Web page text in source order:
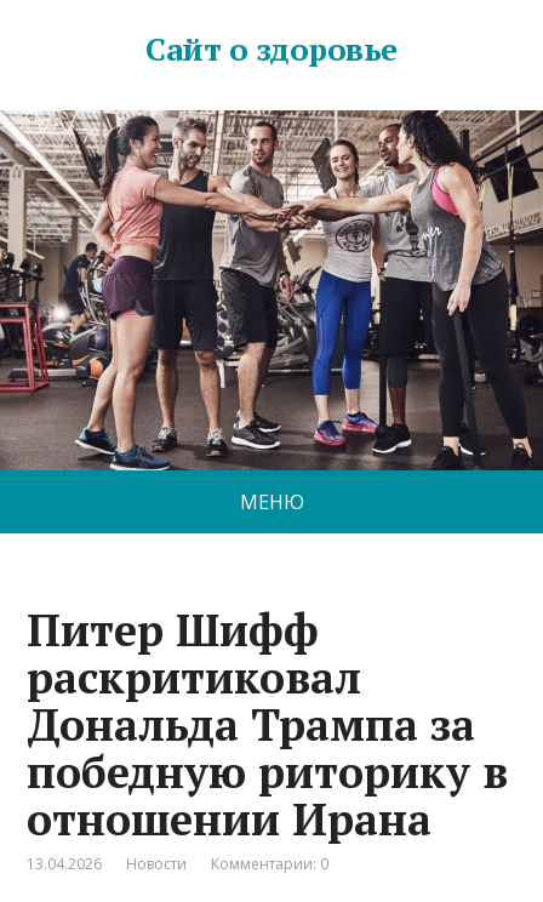
Сайт о здоровье
МЕНЮ
Питер Шифф
раскритиковал
Дональда Трампа за
победную риторику в
отношении Ирана
13.04.2026 Новости Комментарии: 0